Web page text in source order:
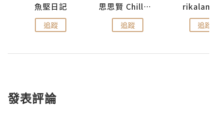
魚堅日記
追蹤
思思賢 ChillMyBabe
追蹤 追蹤
發表評論